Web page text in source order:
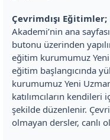
Çevrimdışı Eğitimler;
Akademi’nin ana
butonu üzerinden
eğitim kurumumuz Yeni
eğitim başlangıcında
kurumumuz Yeni
katılımcıların
şekilde düzenlenir.
olmayan dersler, canlı